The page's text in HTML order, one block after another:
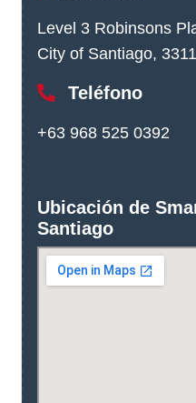
Level 3 Robinsons
City of Santiago,
Teléfono
+63 968 525 0392
Ubicación de
Santiago